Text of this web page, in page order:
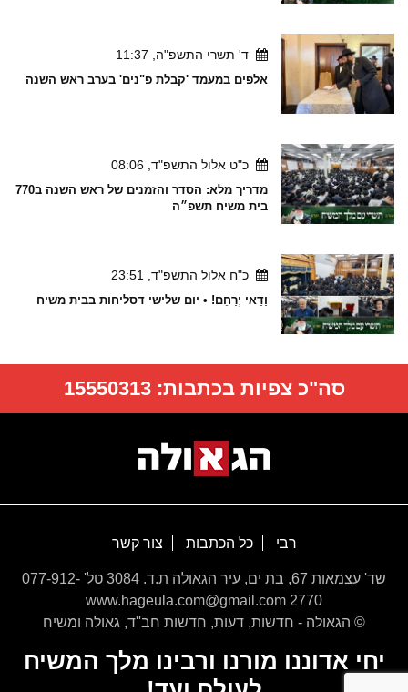
ד' תשרי התשפ"ה, 11:37
אלפים במעמד 'קבלת פ"נים' בערב ראש השנה
כ"ט אלול התשפ"ד, 08:06
מדריך מלא: הסדר והזמנים של ראש השנה ב770
בית משיח תשפ״ה
כ"ח אלול התשפ"ד, 23:51
וַדַּאי יְרַחֵם! • יום שלישי דסליחות בבית משיח
סה"כ צפיות בכתבות:15550313
רבי כל הכתבות צור קשר
שד' עצמאות 67, בת ים, עיר הגאולה ת.ד. 3084 טל' 077-912-
2770 www.hageula.com@gmail.com
© הגאולה - חדשות, דעות, חדשות חב''ד, גאולה ומשיח
יחי אדוננו מורנו ורבינו מלך המשיח